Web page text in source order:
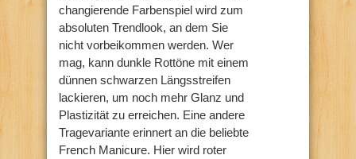
changierende Farbenspiel wird zum
absoluten Trendlook, an dem Sie
nicht vorbeikommen werden. Wer
mag, kann dunkle Rottöne mit einem
dünnen schwarzen Längsstreifen
lackieren, um noch mehr Glanz und
Plastizität zu erreichen. Eine andere
Tragevariante erinnert an die beliebte
French Manicure. Hier wird roter